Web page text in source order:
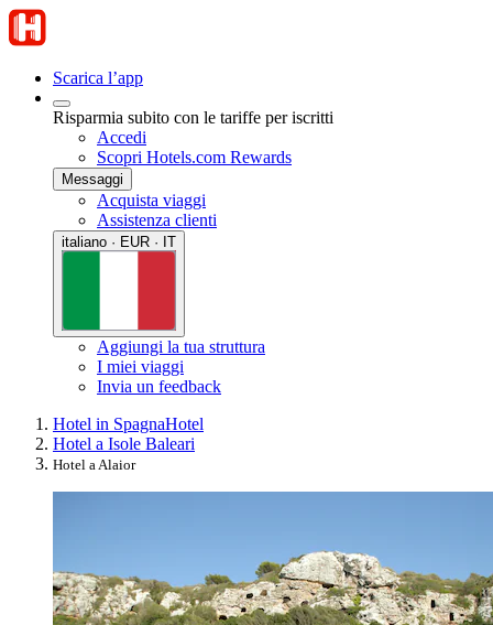
Scarica l’app
Risparmia subito con le tariffe per iscritti
Accedi
Scopri Hotels.com Rewards
Messaggi
Acquista viaggi
Assistenza clienti
italiano · EUR · IT
Aggiungi la tua struttura
I miei viaggi
Invia un feedback
Hotel in SpagnaHotel
Hotel a Isole Baleari
Hotel a Alaior